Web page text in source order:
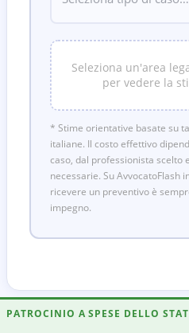
Seleziona un'area
per vedere la
* Stime orientative basate su
italiane. Il costo effettivo
caso, dal professionista scelto
necessarie. Su AvvocatoFlash
ricevere un preventivo è
impegno.
PATROCINIO A SPESE DELLO